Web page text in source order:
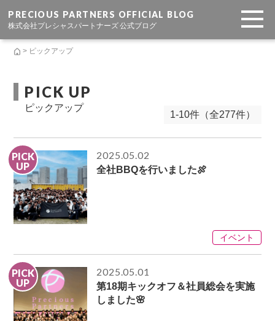
PRECIOUS PARTNERS OFFICIAL BLOG
株式会社プレシャスパートナーズ 公式ブログ
> ピックアップ
PICK UP
ピックアップ
1-10件（全277件）
PICK
UP
2025.05.02
全社BBQを行いました🍖
イベント
PICK
UP
2025.05.01
第18期キックオフ＆社員総会を実施
しました🌸